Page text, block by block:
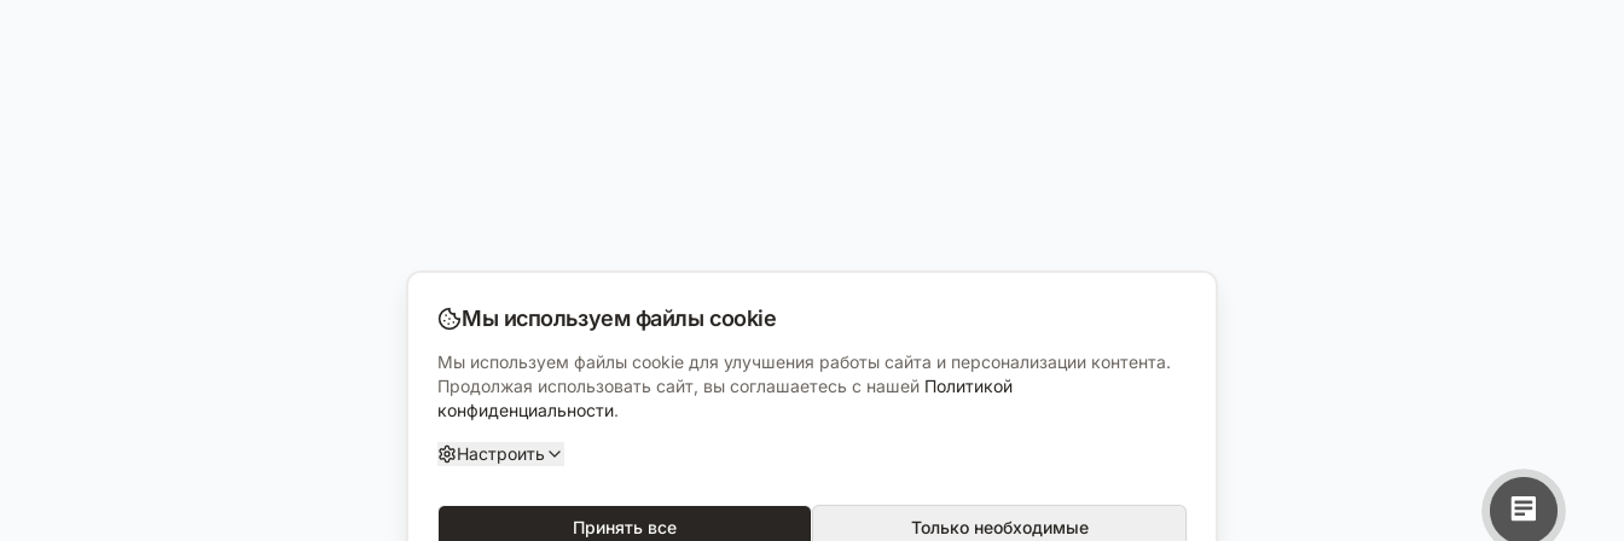
Мы используем файлы cookie
Мы используем файлы cookie для улучшения работы сайта и персонализации контента.
Продолжая использовать сайт, вы соглашаетесь с нашей Политикой
конфиденциальности.
Настроить
Принять все Только необходимые